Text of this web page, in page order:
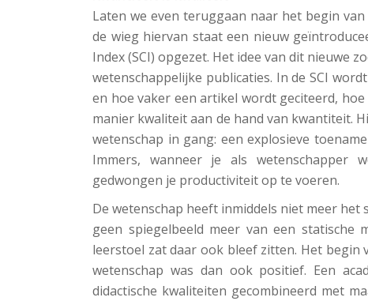
Laten we even teruggaan naar het begin
de wieg hiervan staat een nieuw
Index (SCI) opgezet. Het idee van dit nieuwe
wetenschappelijke publicaties. In de SCI
en hoe vaker een artikel wordt geciteerd, hoe
manier kwaliteit aan de hand van kwantiteit.
wetenschap in gang: een explosieve
Immers, wanneer je als wetenschapper
gedwongen je productiviteit op te voeren.
De wetenschap heeft inmiddels niet meer
geen spiegelbeeld meer van een statische
leerstoel zat daar ook bleef zitten. Het begin
wetenschap was dan ook positief. Een
didactische kwaliteiten gecombineerd met